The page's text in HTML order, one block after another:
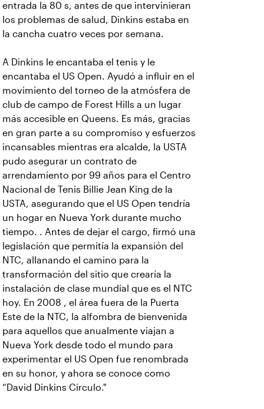
entrada la 80 s, antes de que intervinieran
los problemas de salud, Dinkins estaba en
la cancha cuatro veces por semana.
A Dinkins le encantaba el tenis y le
encantaba el US Open. Ayudó a influir en el
movimiento del torneo de la atmósfera de
club de campo de Forest Hills a un lugar
más accesible en Queens. Es más, gracias
en gran parte a su compromiso y esfuerzos
incansables mientras era alcalde, la USTA
pudo asegurar un contrato de
arrendamiento por 99 años para el Centro
Nacional de Tenis Billie Jean King de la
USTA, asegurando que el US Open tendría
un hogar en Nueva York durante mucho
tiempo. . Antes de dejar el cargo, firmó una
legislación que permitía la expansión del
NTC, allanando el camino para la
transformación del sitio que crearía la
instalación de clase mundial que es el NTC
hoy. En 2008 , el área fuera de la Puerta
Este de la NTC, la alfombra de bienvenida
para aquellos que anualmente viajan a
Nueva York desde todo el mundo para
experimentar el US Open fue renombrada
en su honor, y ahora se conoce como
“David Dinkins Circulo."